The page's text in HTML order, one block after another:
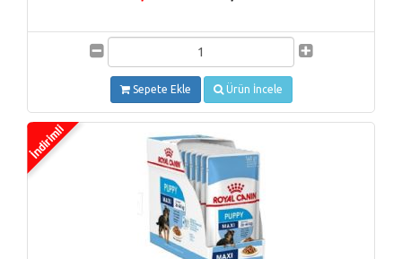
Sepete Ekle Ürün İncele